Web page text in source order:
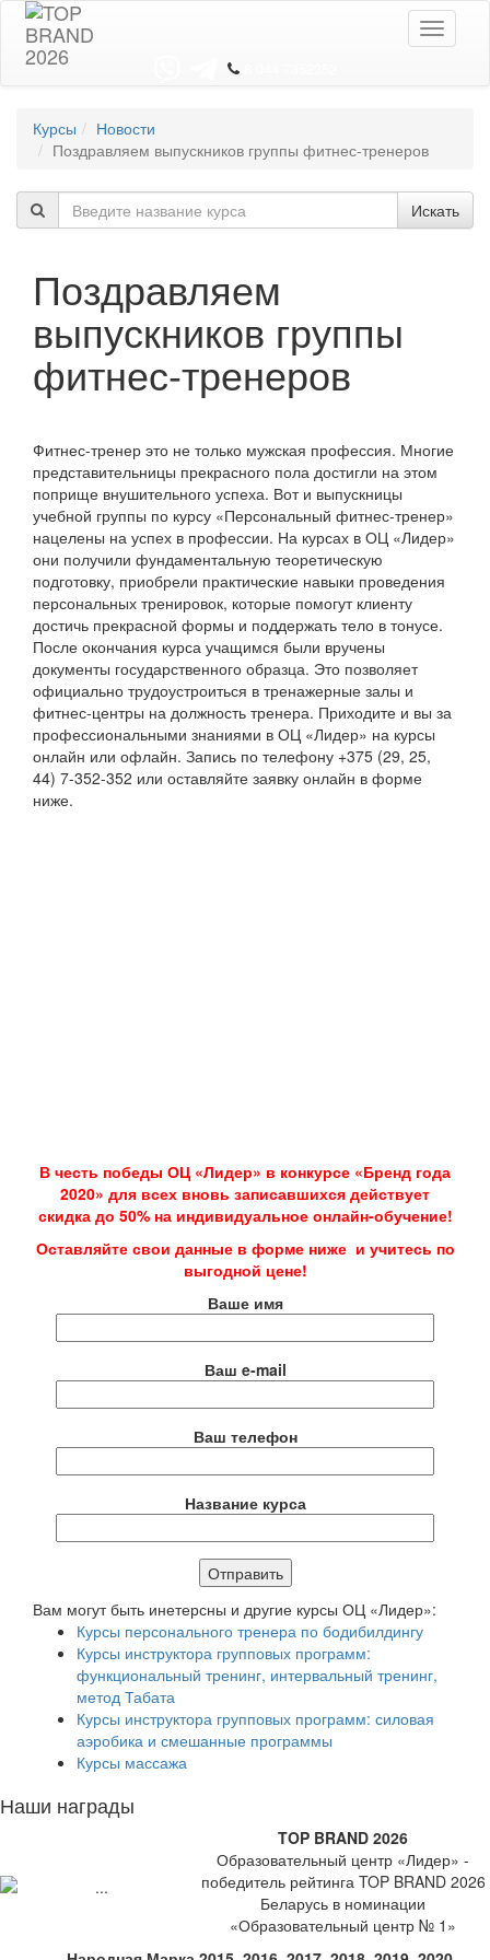
Toggle
Курсы
Новости
Поздравляем выпускников группы фитнес-тренеров
Искать
Поздравляем
выпускников группы
фитнес-тренеров
Фитнес-тренер это не только мужская профессия. Многие
представительницы прекрасного пола достигли на этом
поприще внушительного успеха. Вот и выпускницы
учебной группы по курсу «Персональный фитнес-тренер»
нацелены на успех в профессии. На курсах в ОЦ «Лидер»
они получили фундаментальную теоретическую
подготовку, приобрели практические навыки проведения
персональных тренировок, которые помогут клиенту
достичь прекрасной формы и поддержать тело в тонусе.
После окончания курса учащимся были вручены
документы государственного образца. Это позволяет
официально трудоустроиться в тренажерные залы и
фитнес-центры на должность тренера. Приходите и вы за
профессиональными знаниями в ОЦ «Лидер» на курсы
онлайн или офлайн. Запись по телефону +375 (29, 25,
44) 7-352-352 или оставляйте заявку онлайн в форме
ниже.
В честь победы ОЦ «Лидер» в конкурсе «Бренд года
2020» для всех вновь записавшихся действует
скидка до 50% на индивидуальное онлайн-обучение!
Оставляйте свои данные в форме ниже и учитесь по
выгодной цене!
Ваше имя
Ваш e-mail
Ваш телефон
Название курса
Вам могут быть инетерсны и другие курсы ОЦ «Лидер»:
Курсы персонального тренера по бодибилдингу
Курсы инструктора групповых программ:
функциональный тренинг, интервальный тренинг,
метод Табата
Курсы инструктора групповых программ: силовая
аэробика и смешанные программы
Курсы массажа
Наши награды
TOP BRAND 2026
Образовательный центр «Лидер» -
победитель рейтинга TOP BRAND 2026
Беларусь в номинации
«Образовательный центр № 1»